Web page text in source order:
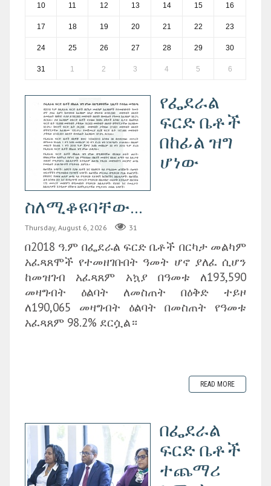
10 11 12 13 14 15 16
17 18 19 20 21 22 23
24 25 26 27 28 29 30
31 1 2 3 4 5 6
የፌደራል
ፍርድ ቤቶች
በከፊል ዝግ
ሆነው
ስለሚቆዩባቸው...
Thursday, August 6, 2026 31
በ2018 ዓ.ም በፌደራል ፍርድ ቤቶች በርካታ መልካም
አፈጻጸሞች የተመዘገቡበት ዓመት ሆኖ ያለፈ ሲሆን
ከመዝገብ አፈጻጸም አኳያ በዓመቱ ለ193,590
መዛግብት ዕልባት ለመስጠት በዕቅድ ተይዞ
ለ190,065 መዛግብት ዕልባት በመስጠት የዓመቱ
አፈጻጸም 98.2% ደርሷል።
READ MORE
በፌደራል
ፍርድ ቤቶች
ተጨማሪ